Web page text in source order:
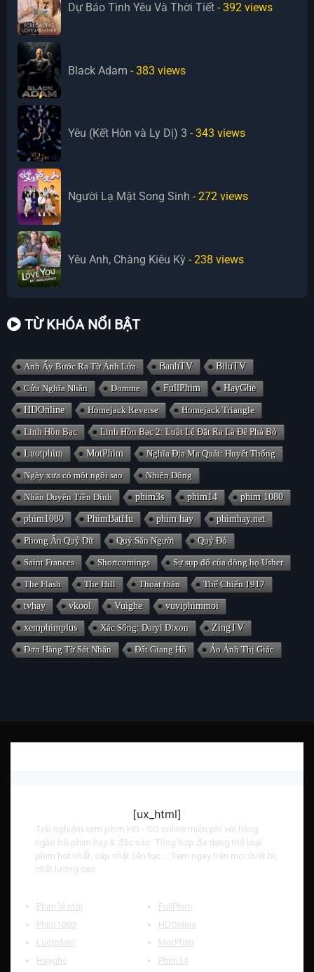
Dự Báo Tình Yêu Và Thời Tiết - 392 views
Black Adam - 383 views
Yêu (Kết Hôn và Ly Dị) 3 - 343 views
Người Lạ Mặt Song Sinh - 272 views
Yêu Anh, Chàng Kiêu Kỳ - 238 views
TỪ KHÓA NỔI BẬT
Anh Ấy Bước Ra Từ Ánh Lửa BanhTV BiluTV
Cửu Nghĩa Nhân Domme FullPhim HayGhe
HDOnline Homejack Reverse Homejack Triangle
Linh Hồn Bạc Linh Hồn Bạc 2: Luật Lệ Đặt Ra Là Để Phá Bỏ
Luotphim MotPhim Nghĩa Địa Ma Quái: Huyết Thống
Ngày xưa có một ngôi sao Nhiên Đông
Nhân Duyên Tiền Đình phim3s phim14 phim 1080
phim1080 PhimBatHu phim hay phimhay.net
Phong Ấn Quỷ Dữ Quỷ Săn Người Quỷ Đỏ
Saint Frances Shortcomings Sự sụp đổ của dòng họ Usher
The Flash The Hill Thoát thân Thế Chiến 1917
tvhay vkool Vuighe vuviphimmoi
xemphimplus Xác Sống: Daryl Dixon ZingTV
Đơn Hàng Từ Sát Nhân Đất Giang Hồ Ảo Ảnh Thị Giác